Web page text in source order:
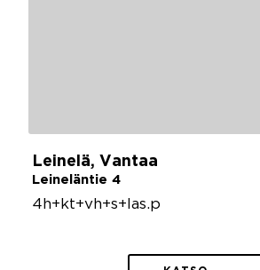
Leinelä, Vantaa
Leineläntie 4
4h+kt+vh+s+las.p